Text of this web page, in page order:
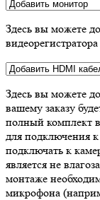
Здесь вы можете
Здесь вы можете
вашему заказу
полный комплект
для подключения
подключать к
является не
монтаже
микрофона